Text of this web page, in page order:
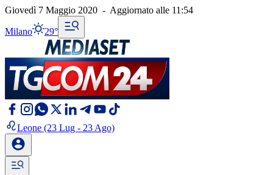
Giovedì 7 Maggio 2020 - Aggiornato alle 11:54
Milano 29°
Leone (23 Lug - 23 Ago)